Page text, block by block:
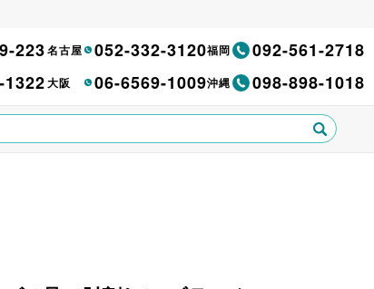
223名古屋 052-332-3120福岡 092-561-2718
大阪 06-6569-1009沖縄 098-898-1018